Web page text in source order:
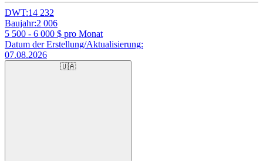
DWT:14 232
Baujahr:2 006
5 500 - 6 000 $ pro Monat
Datum der Erstellung/Aktualisierung:
07.08.2026
🇺🇦